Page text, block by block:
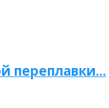
переплавки…